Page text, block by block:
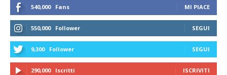
540,000 Fans MI PIACE
550,000 Follower SEGUI
9,300 Follower SEGUI
290,000 Iscritti ISCRIVITI